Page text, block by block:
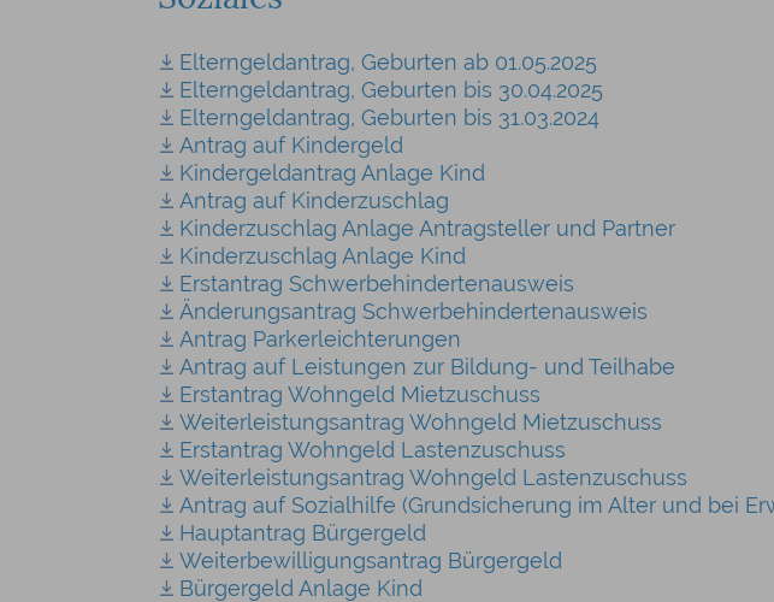
Elterngeldantrag, Geburten ab 01.05.2025
Elterngeldantrag, Geburten bis 30.04.2025
Elterngeldantrag, Geburten bis 31.03.2024
Antrag auf Kindergeld
Kindergeldantrag Anlage Kind
Antrag auf Kinderzuschlag
Kinderzuschlag Anlage Antragsteller und Partner
Kinderzuschlag Anlage Kind
Erstantrag Schwerbehindertenausweis
Änderungsantrag Schwerbehindertenausweis
Antrag Parkerleichterungen
Antrag auf Leistungen zur Bildung- und Teilhabe
Erstantrag Wohngeld Mietzuschuss
Weiterleistungsantrag Wohngeld Mietzuschuss
Erstantrag Wohngeld Lastenzuschuss
Weiterleistungsantrag Wohngeld Lastenzuschuss
Antrag auf Sozialhilfe (Grundsicherung im Alter und bei
Hauptantrag Bürgergeld
Weiterbewilligungsantrag Bürgergeld
Bürgergeld Anlage Kind